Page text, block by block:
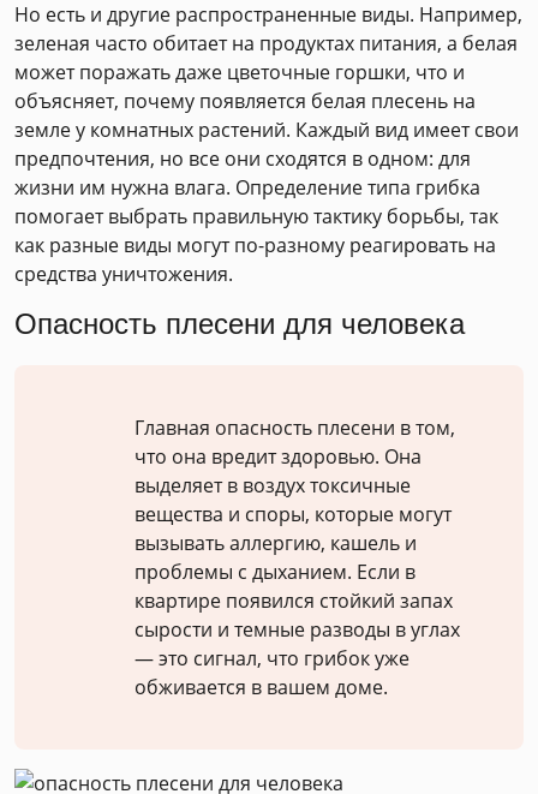
Но есть и другие распространенные виды. Например,
зеленая часто обитает на продуктах питания, а белая
может поражать даже цветочные горшки, что и
объясняет, почему появляется белая плесень на
земле у комнатных растений. Каждый вид имеет свои
предпочтения, но все они сходятся в одном: для
жизни им нужна влага. Определение типа грибка
помогает выбрать правильную тактику борьбы, так
как разные виды могут по-разному реагировать на
средства уничтожения.
Опасность плесени для человека
Главная опасность плесени в том,
что она вредит здоровью. Она
выделяет в воздух токсичные
вещества и споры, которые могут
вызывать аллергию, кашель и
проблемы с дыханием. Если в
квартире появился стойкий запах
сырости и темные разводы в углах
— это сигнал, что грибок уже
обживается в вашем доме.